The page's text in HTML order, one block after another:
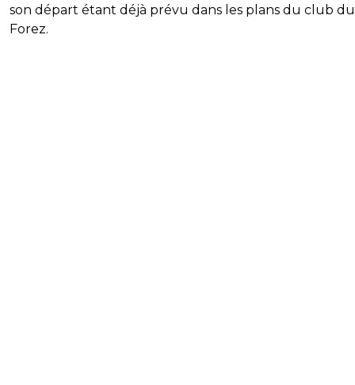
son départ étant déjà prévu dans les plans du club du
Forez.